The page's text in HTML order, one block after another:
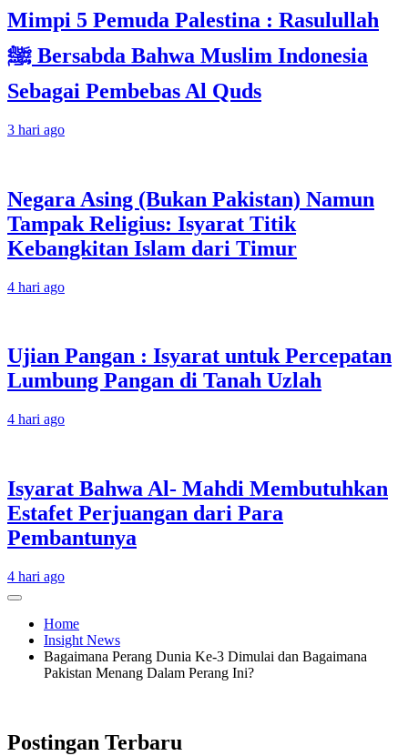
Mimpi 5 Pemuda Palestina : Rasulullah
ﷺ Bersabda Bahwa Muslim Indonesia
Sebagai Pembebas Al Quds
3 hari ago
Negara Asing (Bukan Pakistan) Namun
Tampak Religius: Isyarat Titik
Kebangkitan Islam dari Timur
4 hari ago
Ujian Pangan : Isyarat untuk Percepatan
Lumbung Pangan di Tanah Uzlah
4 hari ago
Isyarat Bahwa Al- Mahdi Membutuhkan
Estafet Perjuangan dari Para
Pembantunya
4 hari ago
Home
Insight News
Bagaimana Perang Dunia Ke-3 Dimulai dan Bagaimana
Pakistan Menang Dalam Perang Ini?
Postingan Terbaru